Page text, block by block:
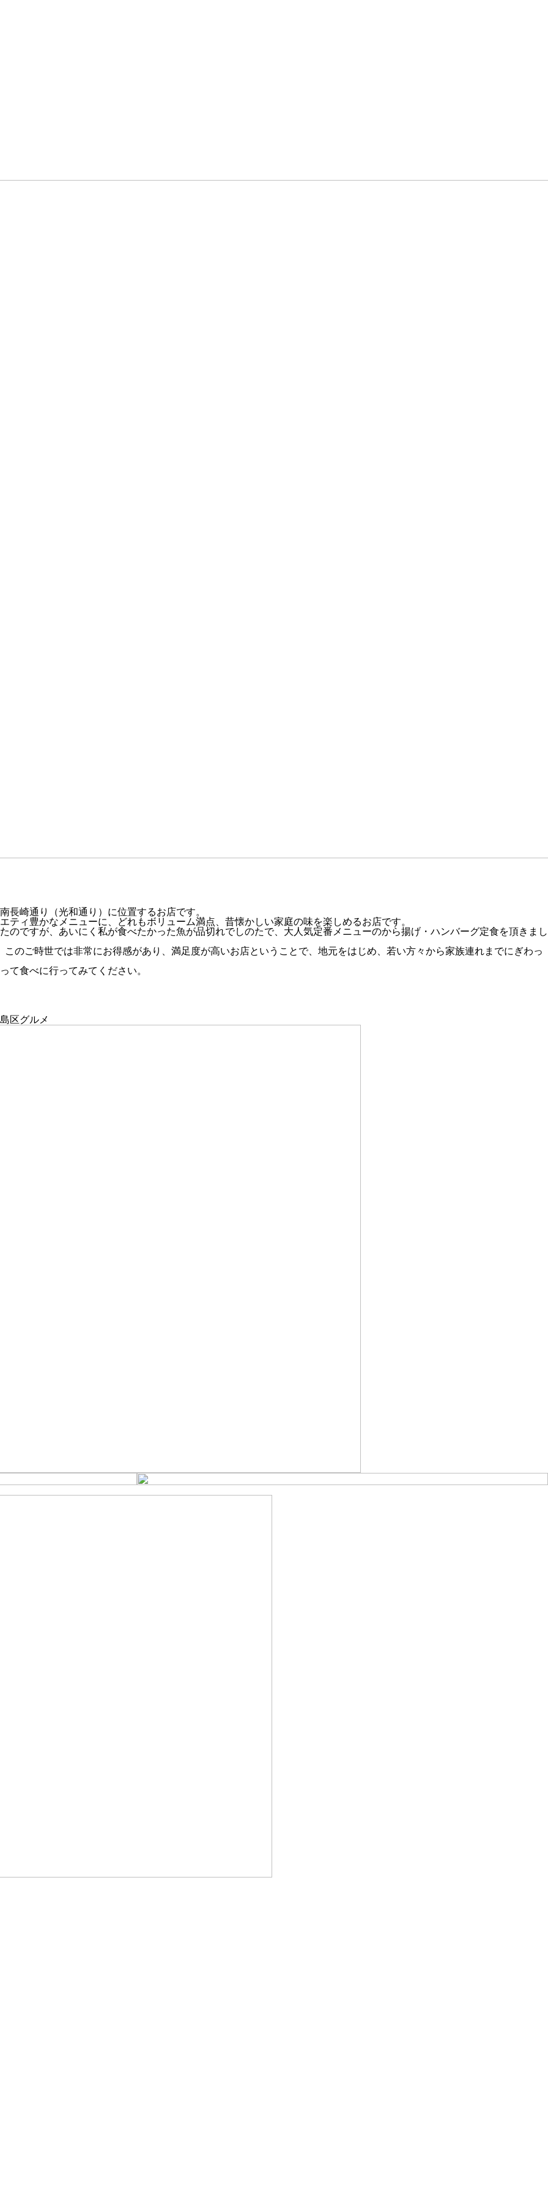
長崎通り（光和通り）に位置するお店です。
ィ豊かなメニューに、どれもボリューム満点、昔懐かしい家庭の味を楽しめるお店です。
のですが、あいにく私が食べたかった魚が品切れでしのたで、大人気定番メニューのから揚げ・ハンバーグ定食を頂きまし
のご時世では非常にお得感があり、満足度が高いお店ということで、地元をはじめ、若い方々から家族連れまでにぎわっ
て食べに行ってみてください。
区グルメ